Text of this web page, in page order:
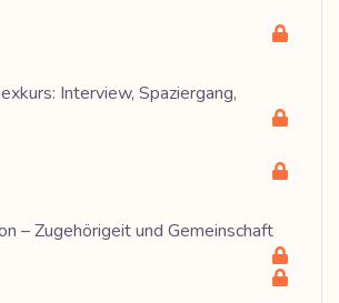
Interview, Spaziergang,
– Zugehörigeit und Gemeinschaft